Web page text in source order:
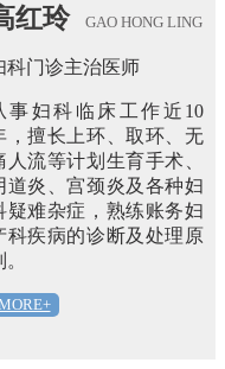
红玲 GAO HONG LING
科门诊主治医师
事妇科临床工作近10
，擅长上环、取环、无
人流等计划生育手术、
道炎、宫颈炎及各种妇
疑难杂症，熟练账务妇
科疾病的诊断及处理原
。